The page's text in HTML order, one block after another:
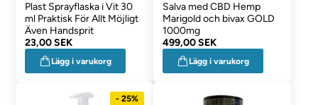
Plast Sprayflaska i Vit 30
ml Praktisk För Allt Möjligt
Även Handsprit
23,00 SEK
Lägg i varukorg
Salva med CBD Hemp
Marigold och bivax GOLD
1000mg
499,00 SEK
Lägg i varukorg
- 25%